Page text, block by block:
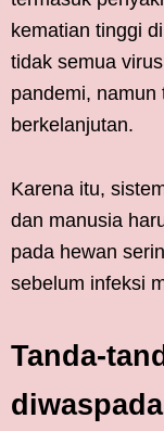
kematian tinggi
tidak semua
pandemi, namun
berkelanjutan.
Karena itu,
dan manusia
pada hewan
sebelum infeksi
Tanda-